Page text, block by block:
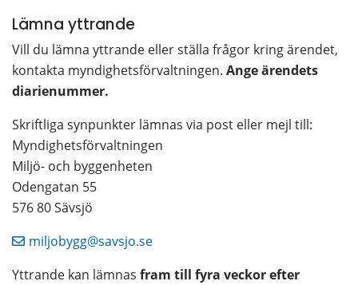
Lämna yttrande
Vill du lämna yttrande eller ställa frågor kring ärendet,
kontakta myndighetsförvaltningen. Ange ärendets
diarienummer.
Skriftliga synpunkter lämnas via post eller mejl till:
Myndighetsförvaltningen
Miljö- och byggenheten
Odengatan 55
576 80 Sävsjö
miljobygg@savsjo.se
Yttrande kan lämnas fram till fyra veckor efter